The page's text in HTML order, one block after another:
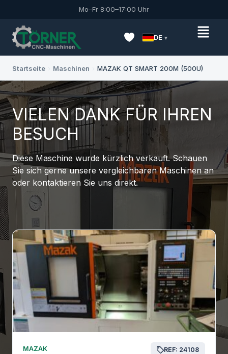
Mo–Fr 8:00–17:00 Uhr
DE
Startseite Maschinen MAZAK QT SMART 200M (500U)
VIELEN DANK FÜR IHREN
BESUCH
Diese Maschine wurde kürzlich verkauft. Schauen
Sie sich gerne unsere vergleichbaren Maschinen an
oder kontaktieren Sie uns direkt.
MAZAK REF: 24108